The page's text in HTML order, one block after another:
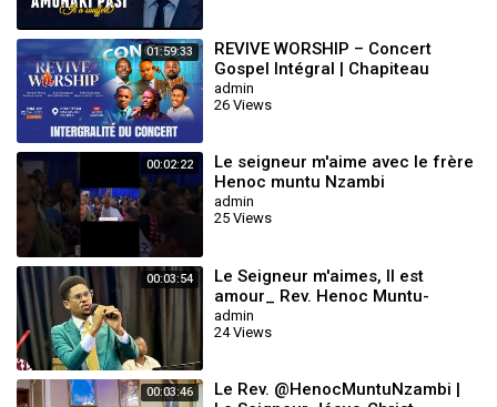
01:59:33
REVIVE WORSHIP – Concert
Gospel Intégral | Chapiteau
Palais du Peuple 2025
admin
26 Views
00:02:22
Le seigneur m'aime avec le frère
Henoc muntu Nzambi
admin
25 Views
00:03:54
Le Seigneur m'aimes, Il est
amour_ Rev. Henoc Muntu-
Nzambi l'adorateur
admin
24 Views
00:03:46
Le Rev. @HenocMuntuNzambi |